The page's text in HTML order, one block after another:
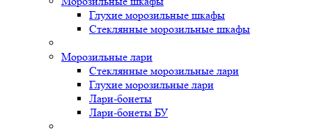
Глухие морозильные шкафы
Стеклянные морозильные шкафы
Морозильные лари
Стеклянные морозильные лари
Глухие морозильные лари
Лари-бонеты
Лари-бонеты БУ